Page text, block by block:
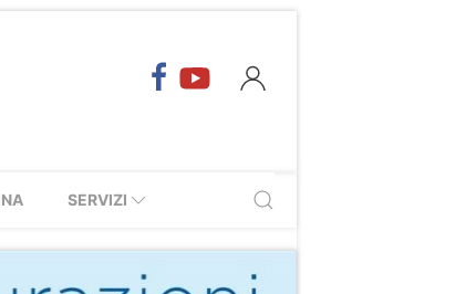
SERVIZI